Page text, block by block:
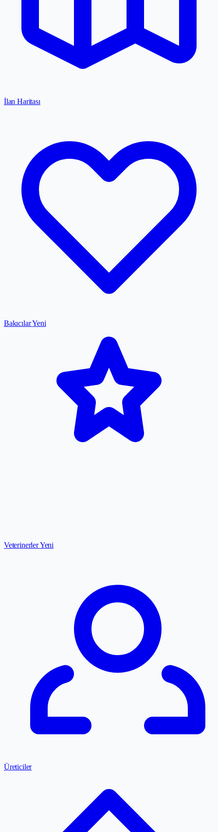
İlan Haritası
BakıcılarYeni
VeterinerlerYeni
Üreticiler